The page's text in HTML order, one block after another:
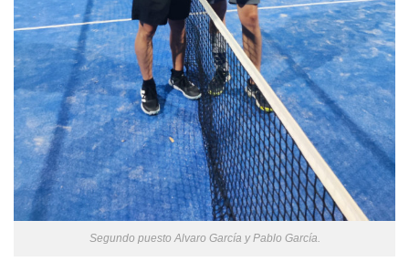
Segundo puesto Alvaro García y Pablo García.